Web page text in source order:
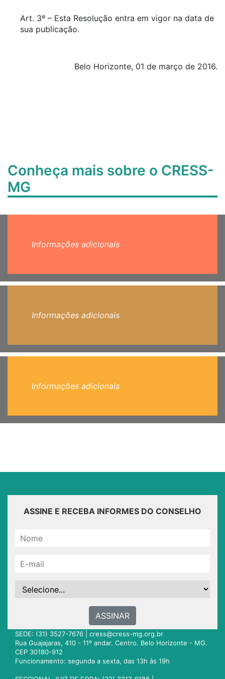
Art. 3º – Esta Resolução entra em vigor na data de
sua publicação.
Belo Horizonte, 01 de março de 2016.
Conheça mais sobre o CRESS-
MG
Informações adicionais
Informações adicionais
Informações adicionais
ASSINE E RECEBA INFORMES DO CONSELHO
ASSINAR
SEDE: (31) 3527-7676 | cress@cress-mg.org.br
Rua Guajajaras, 410 - 11º andar. Centro. Belo Horizonte - MG.
CEP 30180-912
Funcionamento: segunda a sexta, das 13h às 19h